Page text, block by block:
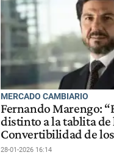
MERCADO CAMBIARIO
Fernando Marengo:
distinto a la tablita de
Convertibilidad de
28-01-2026 16:14